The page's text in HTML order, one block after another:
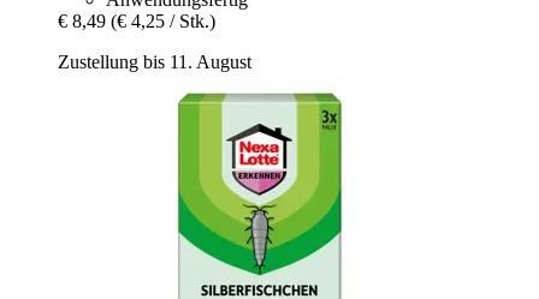
€ 8,49 (€ 4,25 / Stk.)
Zustellung bis 11. August